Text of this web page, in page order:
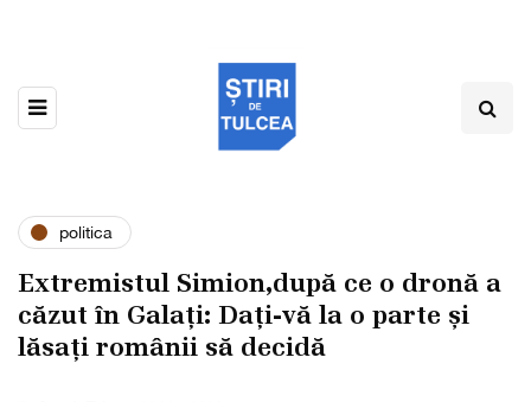
politica
Extremistul Simion,după ce o dronă a
căzut în Galați: Dați-vă la o parte și
lăsați românii să decidă